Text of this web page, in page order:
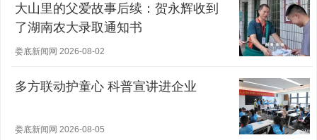
大山里的父爱故事后续：贺永辉收到
了湖南农大录取通知书
娄底新闻网 2026-08-02
多方联动护童心 科普宣讲进企业
娄底新闻网 2026-08-05